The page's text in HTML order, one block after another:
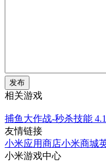
发布
相关游戏
捕鱼大作战-秒杀技能 4.1
友情链接
小米应用商店小米商城
小米游戏中心